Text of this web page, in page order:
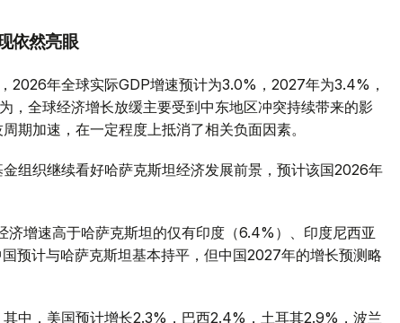
依然亮眼
2026年全球实际GDP增速预计为3.0%，2027年为3.4%，
，全球经济增长放缓主要受到中东地区冲突持续带来的影
期加速，在一定程度上抵消了相关负面因素。
组织继续看好哈萨克斯坦经济发展前景，预计该国2026年
增速高于哈萨克斯坦的仅有印度（6.4%）、印度尼西亚
预计与哈萨克斯坦基本持平，但中国2027年的增长预测略
中，美国预计增长2.3%，巴西2.4%，土耳其2.9%，波兰